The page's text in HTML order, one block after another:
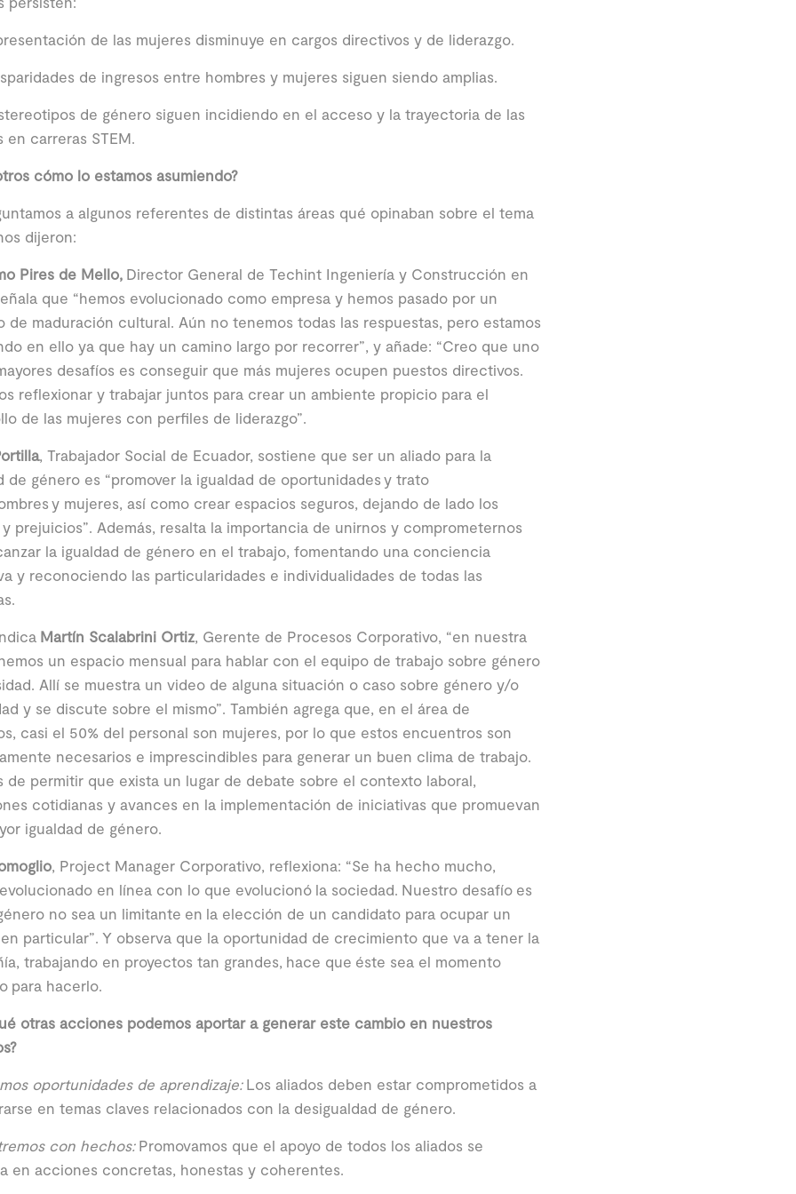
de las mujeres disminuye en cargos directivos y de liderazgo.
de ingresos entre hombres y mujeres siguen siendo amplias.
de género siguen incidiendo en el acceso y la trayectoria de las
en carreras STEM.
cómo lo estamos asumiendo?
a algunos referentes de distintas áreas qué opinaban sobre el tema
dijeron:
Pires de Mello, Director General de Techint Ingeniería y Construcción en
que “hemos evolucionado como empresa y hemos pasado por un
de maduración cultural. Aún no tenemos todas las respuestas, pero estamos
en ello ya que hay un camino largo por recorrer”, y añade: “Creo que uno
desafíos es conseguir que más mujeres ocupen puestos directivos.
reflexionar y trabajar juntos para crear un ambiente propicio para el
de las mujeres con perfiles de liderazgo”.
, Trabajador Social de Ecuador, sostiene que ser un aliado para la
de género es “promover la igualdad de oportunidades y trato
y mujeres, así como crear espacios seguros, dejando de lado los
prejuicios”. Además, resalta la importancia de unirnos y comprometernos
la igualdad de género en el trabajo, fomentando una conciencia
y reconociendo las particularidades e individualidades de todas las
Martín Scalabrini Ortiz, Gerente de Procesos Corporativo, “en nuestra
un espacio mensual para hablar con el equipo de trabajo sobre género
Allí se muestra un video de alguna situación o caso sobre género y/o
y se discute sobre el mismo”. También agrega que, en el área de
casi el 50% del personal son mujeres, por lo que estos encuentros son
necesarios e imprescindibles para generar un buen clima de trabajo.
de permitir que exista un lugar de debate sobre el contexto laboral,
cotidianas y avances en la implementación de iniciativas que promuevan
igualdad de género.
, Project Manager Corporativo, reflexiona: “Se ha hecho mucho,
en línea con lo que evolucionó la sociedad. Nuestro desafío es
no sea un limitante en la elección de un candidato para ocupar un
particular”. Y observa que la oportunidad de crecimiento que va a tener la
trabajando en proyectos tan grandes, hace que éste sea el momento
para hacerlo.
otras acciones podemos aportar a generar este cambio en nuestros
oportunidades de aprendizaje: Los aliados deben estar comprometidos a
en temas claves relacionados con la desigualdad de género.
con hechos:Promovamos que el apoyo de todos los aliados se
en acciones concretas, honestas y coherentes.